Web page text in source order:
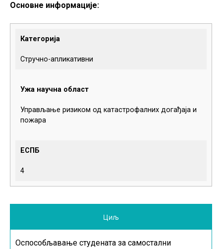
Основне информације:
Категорија
Стручно-апликативни
Ужа научна област
Управљање ризиком од катастрофалних догађаја и
пожара
ЕСПБ
4
Циљ
Оспособљавање студената за самостални